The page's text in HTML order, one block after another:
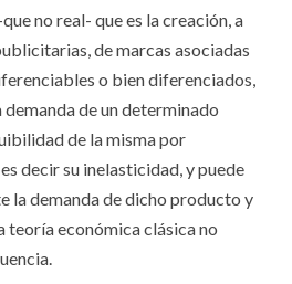
no real- que es la creación, a
de marcas asociadas
o bien diferenciados,
de un determinado
de la misma por
decir su inelasticidad, y puede
la demanda de dicho producto y
teoría económica clásica no